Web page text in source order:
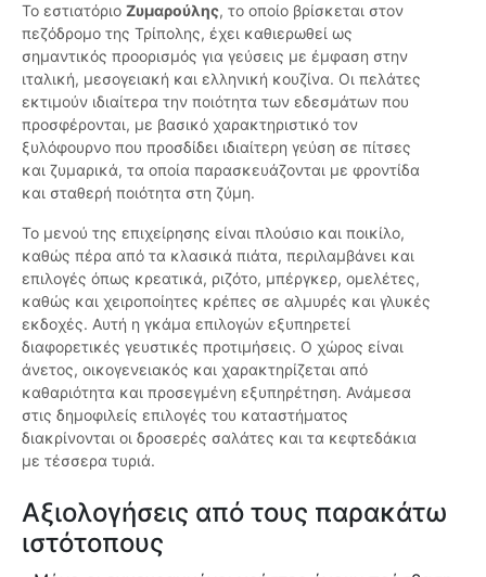
Το εστιατόριο Ζυμαρούλης, το οποίο βρίσκεται στον
πεζόδρομο της Τρίπολης, έχει καθιερωθεί ως
σημαντικός προορισμός για γεύσεις με έμφαση στην
ιταλική, μεσογειακή και ελληνική κουζίνα. Οι πελάτες
εκτιμούν ιδιαίτερα την ποιότητα των εδεσμάτων που
προσφέρονται, με βασικό χαρακτηριστικό τον
ξυλόφουρνο που προσδίδει ιδιαίτερη γεύση σε πίτσες
και ζυμαρικά, τα οποία παρασκευάζονται με φροντίδα
και σταθερή ποιότητα στη ζύμη.
Το μενού της επιχείρησης είναι πλούσιο και ποικίλο,
καθώς πέρα από τα κλασικά πιάτα, περιλαμβάνει και
επιλογές όπως κρεατικά, ριζότο, μπέργκερ, ομελέτες,
καθώς και χειροποίητες κρέπες σε αλμυρές και γλυκές
εκδοχές. Αυτή η γκάμα επιλογών εξυπηρετεί
διαφορετικές γευστικές προτιμήσεις. Ο χώρος είναι
άνετος, οικογενειακός και χαρακτηρίζεται από
καθαριότητα και προσεγμένη εξυπηρέτηση. Ανάμεσα
στις δημοφιλείς επιλογές του καταστήματος
διακρίνονται οι δροσερές σαλάτες και τα κεφτεδάκια
με τέσσερα τυριά.
Αξιολογήσεις από τους παρακάτω
ιστότοπους